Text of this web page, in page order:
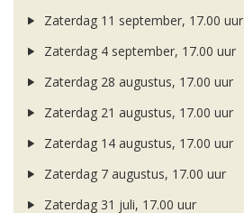
Zaterdag 11 september, 17.00 uur
Zaterdag 4 september, 17.00 uur
Zaterdag 28 augustus, 17.00 uur
Zaterdag 21 augustus, 17.00 uur
Zaterdag 14 augustus, 17.00 uur
Zaterdag 7 augustus, 17.00 uur
Zaterdag 31 juli, 17.00 uur